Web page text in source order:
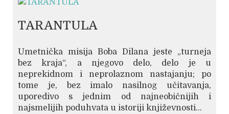
TARANTULA
Umetnička misija Boba Dilana jeste „turneja
bez kraja“, a njegovo delo, delo je u
neprekidnom i neprolaznom nastajanju; po
tome je, bez imalo nasilnog učitavanja,
uporedivo s jednim od najneobičnijih i
najsmelijih poduhvata u istoriji književnosti...